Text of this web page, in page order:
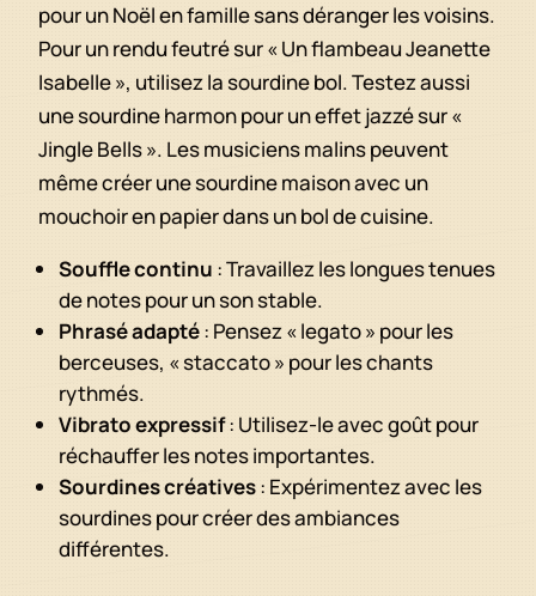
pour un Noël en famille sans déranger les voisins.
Pour un rendu feutré sur « Un flambeau Jeanette
Isabelle », utilisez la sourdine bol. Testez aussi
une sourdine harmon pour un effet jazzé sur «
Jingle Bells ». Les musiciens malins peuvent
même créer une sourdine maison avec un
mouchoir en papier dans un bol de cuisine.
Souffle continu : Travaillez les longues tenues
de notes pour un son stable.
Phrasé adapté: Pensez « legato » pour les
berceuses, « staccato » pour les chants
rythmés.
Vibrato expressif: Utilisez-le avec goût pour
réchauffer les notes importantes.
Sourdines créatives: Expérimentez avec les
sourdines pour créer des ambiances
différentes.